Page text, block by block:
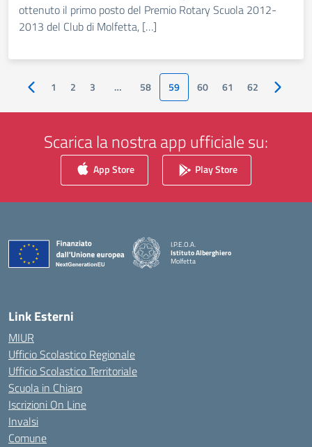
ottenuto il primo posto del Premio Rotary Scuola 2012-
2013 del Club di Molfetta, […]
Pagina precedente
1 2 3 … 58 59 60 61 62 Pagina
Scarica la nostra app ufficiale su:
App Store Play Store
I.P.E.O.A.
Istituto Alberghiero
Molfetta
Link Esterni
MIUR
Ufficio Scolastico Regionale
Ufficio Scolastico Territoriale
Scuola in Chiaro
Iscrizioni On Line
Invalsi
Comune